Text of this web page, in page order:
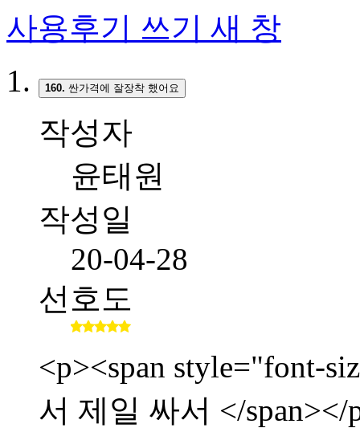
사용후기 쓰기 새 창
160. 싼가격에 잘장착 했어요
작성자
윤태원
작성일
20-04-28
선호도
<p><span style="font-
서 제일 싸서 </span></